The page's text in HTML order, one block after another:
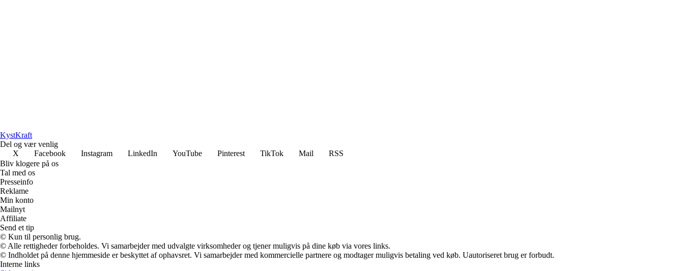
KystKraft
Del og vær venlig
X
Facebook Instagram LinkedIn YouTube Pinterest TikTok Mail
RSS
Bliv klogere på os
Tal med os
Presseinfo
Reklame
Min konto
Mailnyt
Affiliate
Send et tip
© Kun til personlig brug.
© Alle rettigheder forbeholdes. Vi samarbejder med udvalgte virksomheder og tjener muligvis på dine køb via vores links.
© Indholdet på denne hjemmeside er beskyttet af ophavsret. Vi samarbejder med kommercielle partnere og modtager muligvis betaling ved køb. Uautoriseret brug er forbudt.
Interne links